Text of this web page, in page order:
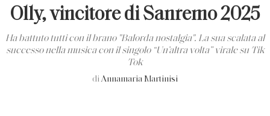
Olly, vincitore di Sanremo 2025
Ha battuto tutti con il brano "Balorda nostalgia". La sua scalata al
successo nella musica con il singolo “Un’altra volta” virale su Tik
Tok
diAnnamaria Martinisi